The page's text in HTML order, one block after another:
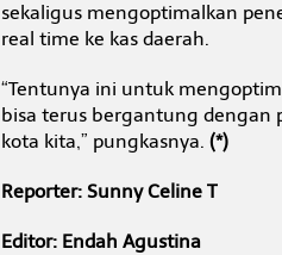
sekaligus mengoptimalkan
real time ke kas daerah.
“Tentunya ini untuk
bisa terus bergantung dengan
kota kita,” pungkasnya. (*)
Reporter: Sunny Celine T
Editor: Endah Agustina